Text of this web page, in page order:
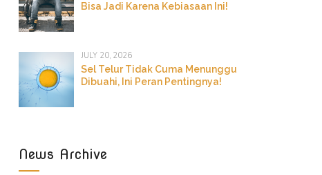
Bisa Jadi Karena Kebiasaan Ini!
JULY 20, 2026
Sel Telur Tidak Cuma Menunggu
Dibuahi, Ini Peran Pentingnya!
News Archive